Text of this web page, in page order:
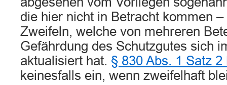
die hier nicht in Betracht kommen
Zweifeln, welche von mehreren
Gefährdung des Schutzgutes sich
aktualisiert hat. § 830 Abs. 1 Satz 2
keinesfalls ein, wenn zweifelhaft